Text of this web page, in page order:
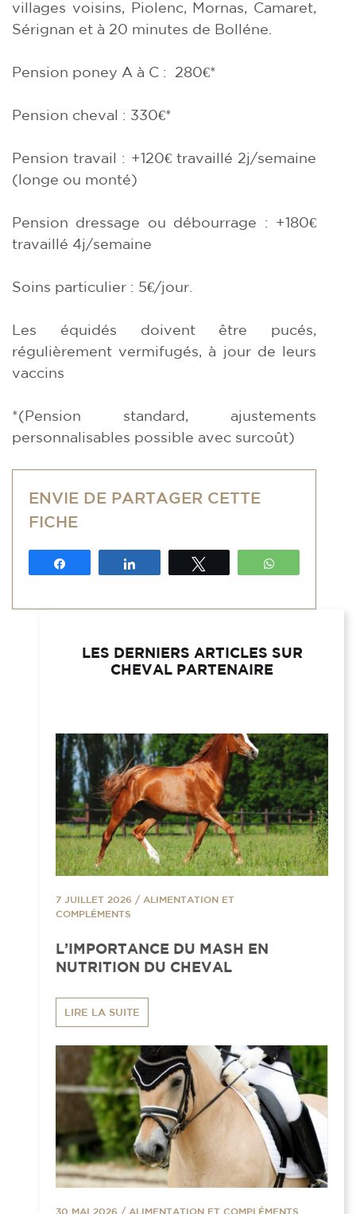
villages voisins, Piolenc, Mornas, Camaret,
Sérignan et à 20 minutes de Bolléne.
Pension poney A à C : 280€*
Pension cheval : 330€*
Pension travail : +120€ travaillé 2j/semaine
(longe ou monté)
Pension dressage ou débourrage : +180€
travaillé 4j/semaine
Soins particulier : 5€/jour.
Les équidés doivent être pucés,
régulièrement vermifugés, à jour de leurs
vaccins
*(Pension standard, ajustements
personnalisables possible avec surcoût)
ENVIE DE PARTAGER CETTE
FICHE
LES DERNIERS ARTICLES SUR
CHEVAL PARTENAIRE
7 JUILLET 2026 / ALIMENTATION ET
COMPLÉMENTS
L’IMPORTANCE DU MASH EN
NUTRITION DU CHEVAL
LIRE LA SUITE
30 MAI 2026 / ALIMENTATION ET COMPLÉMENTS